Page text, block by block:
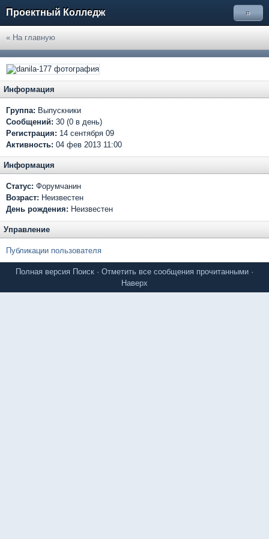
Проектный Колледж »
« На главную
Информация
Группа: Выпускники
Сообщений: 30 (0 в день)
Регистрация: 14 сентября 09
Активность: 04 фев 2013 11:00
Информация
Статус: Форумчанин
Возраст: Неизвестен
День рождения: Неизвестен
Управление
Публикации пользователя
Полная версия Поиск · Отметить все сообщения прочитанными ·
Наверх